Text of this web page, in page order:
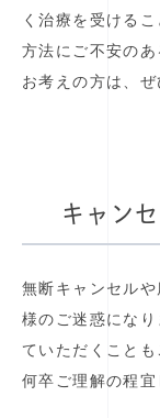
く治療を受ける
方法にご不安の
お考えの方は、ぜ
キャン
無断キャンセル
様のご迷惑にな
ていただくことも
何卒ご理解の程宜